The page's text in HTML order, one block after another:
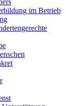
im Betrieb